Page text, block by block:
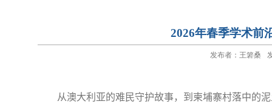
2026年春季学术前
发布者：王箬桑
从澳大利亚的难民守护故事，到柬埔寨村落中